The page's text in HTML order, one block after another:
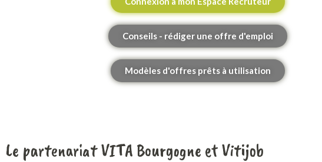
Conseils - rédiger une offre d'emploi
Modèles d'offres prêts à utilisation
Le partenariat VITA Bourgogne et Vitijob